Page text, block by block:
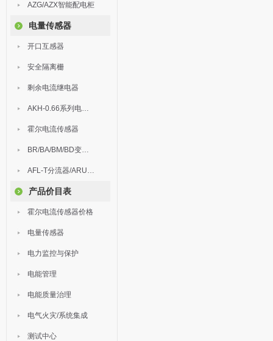
AZG/AZX智能配电柜
电量传感器
开口互感器
安全隔离栅
剩余电流继电器
AKH-0.66系列电流互感器
霍尔电流传感器
BR/BA/BM/BD变送器
AFL-T分流器/ARU浪涌保护器
产品价目表
霍尔电流传感器价格
电量传感器
电力监控与保护
电能管理
电能质量治理
电气火灾/系统集成
测试中心